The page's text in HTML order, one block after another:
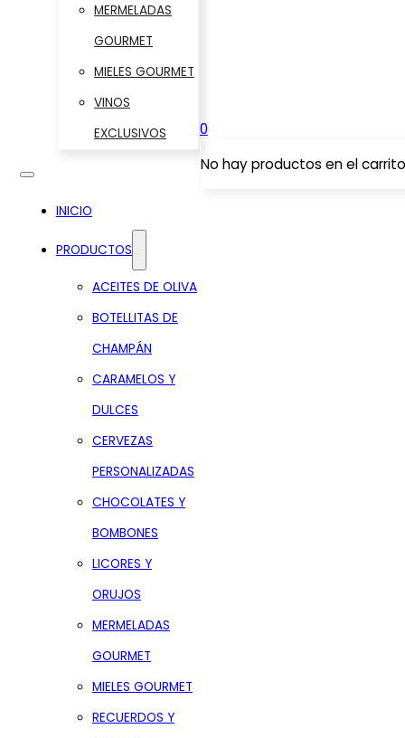
MERMELADAS
GOURMET
MIELES GOURMET
VINOS
EXCLUSIVOS
INICIO
PRODUCTOS
ACEITES DE OLIVA
BOTELLITAS DE
CHAMPÁN
CARAMELOS Y
DULCES
CERVEZAS
PERSONALIZADAS
CHOCOLATES Y
BOMBONES
LICORES Y
ORUJOS
MERMELADAS
GOURMET
MIELES GOURMET
RECUERDOS Y
0
No hay productos en el